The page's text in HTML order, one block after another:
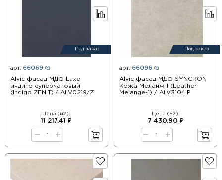
Под заказ
арт. 66069
Alvic фасад МДФ Luxe
индиго суперматовый
(Indigo ZENIT) / ALV0219/Z
Цена (м2):
11 217.41 ₽
Под заказ
арт. 66096
Alvic фасад МДФ SYNCRON
Кожа Меланж 1 (Leather
Melange-1) / ALV3104.P
Цена (м2):
7 430.90 ₽